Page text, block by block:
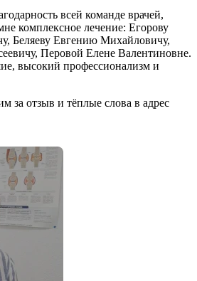
всей команде врачей,
комплексное лечение: Егорову
Беляеву Евгению Михайловичу,
Перовой Елене Валентиновне.
высокий профессионализм и
за отзыв и тёплые слова в адрес